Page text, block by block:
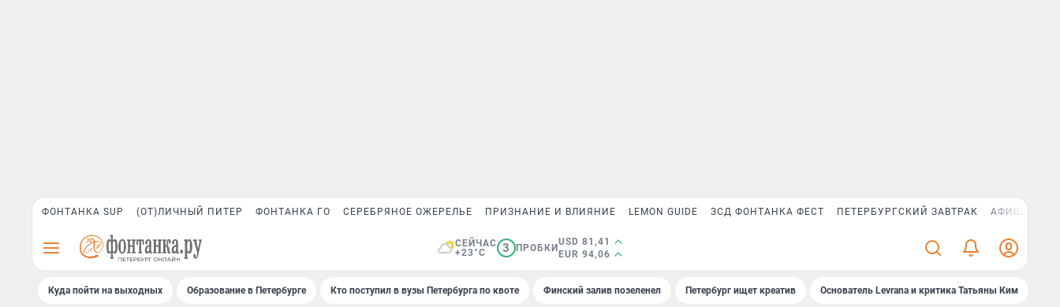
ФОНТАНКА SUP (ОТ)ЛИЧНЫЙ ПИТЕР ФОНТАНКА ГО СЕРЕБРЯНОЕ ОЖЕРЕЛЬЕ ПРИЗНАНИЕ И ВЛИЯНИЕ LEMON GUIDE ЗСД ФОНТАНКА ФЕСТ ПЕТЕРБУРГСКИЙ ЗАВТРАК АФИША PLUS
СЕЙЧАС
+23°C
3 ПРОБКИ
USD 81,41
EUR 94,06
Куда пойти на выходных Образование в Петербурге Кто поступил в вузы Петербурга по квоте Финский залив позеленел Петербург ищет креатив Основатель Levrana и критика Татьяны Ким